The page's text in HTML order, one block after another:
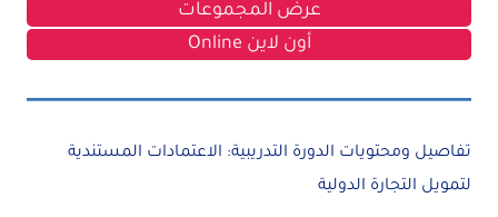
عرض المجموعات
أون لاين Online
تفاصيل ومحتويات الدورة التدريبية: الاعتمادات المستندية
لتمويل التجارة الدولية